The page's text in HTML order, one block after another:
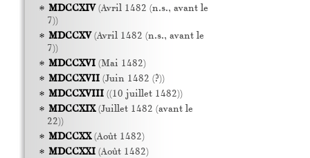
MDCCXIV(Avril 1482 (n.s., avant le
7))
MDCCXV(Avril 1482 (n.s., avant le
7))
MDCCXVI(Mai 1482)
MDCCXVII(Juin 1482 (?))
MDCCXVIII((10 juillet 1482))
MDCCXIX(Juillet 1482 (avant le
22))
MDCCXX(Août 1482)
MDCCXXI(Août 1482)